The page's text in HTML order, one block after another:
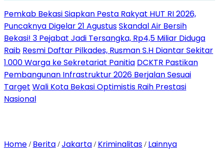
Pemkab Bekasi Siapkan Pesta Rakyat HUT RI 2026,
Puncaknya Digelar 21 AgustusSkandal Air Bersih
Bekasi! 3 Pejabat Jadi Tersangka, Rp4,5 Miliar Diduga
Raib Resmi Daftar Pilkades, Rusman S.H Diantar Sekitar
1.000 Warga ke Sekretariat Panitia DCKTR Pastikan
Pembangunan Infrastruktur 2026 Berjalan Sesuai
Target Wali Kota Bekasi Optimistis Raih Prestasi
Nasional
Home / Berita /Jakarta / Kriminalitas / Lainnya